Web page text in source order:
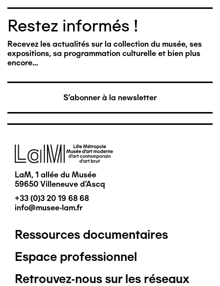
Restez informés !
Recevez les actualités sur la collection du musée, ses
expositions, sa programmation culturelle et bien plus
encore…
S'abonner à la newsletter
Image
LaM, 1 allée du Musée
59650 Villeneuve d'Ascq
+33 (0)3 20 19 68 68
info@musee-lam.fr
Pied
de
Ressources documentaires
Espace professionnel
Retrouvez-nous sur les réseaux